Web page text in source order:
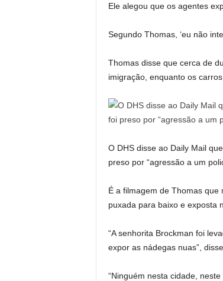
Ele alegou que os agentes
Segundo Thomas, ‘eu não
Thomas disse que cerca de
imigração, enquanto os
O DHS disse ao Daily Mail
preso por “agressão a um
É a filmagem de Thomas que
puxada para baixo e exposta
“A senhorita Brockman foi
expor as nádegas nuas”,
“Ninguém nesta cidade,